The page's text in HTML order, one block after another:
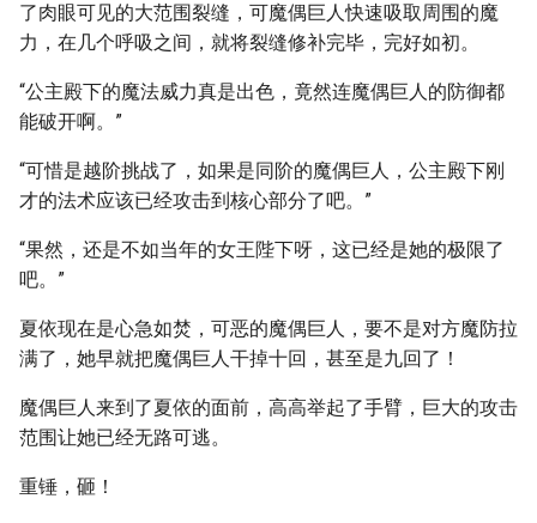
了肉眼可见的大范围裂缝，可魔偶巨人快速吸取周围的魔
力，在几个呼吸之间，就将裂缝修补完毕，完好如初。
“公主殿下的魔法威力真是出色，竟然连魔偶巨人的防御都
能破开啊。”
“可惜是越阶挑战了，如果是同阶的魔偶巨人，公主殿下刚
才的法术应该已经攻击到核心部分了吧。”
“果然，还是不如当年的女王陛下呀，这已经是她的极限了
吧。”
夏依现在是心急如焚，可恶的魔偶巨人，要不是对方魔防拉
满了，她早就把魔偶巨人干掉十回，甚至是九回了！
魔偶巨人来到了夏依的面前，高高举起了手臂，巨大的攻击
范围让她已经无路可逃。
重锤，砸！